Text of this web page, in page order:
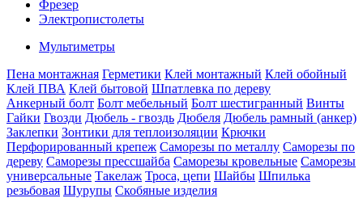
Фрезер
Электропистолеты
Мультиметры
Пена монтажная Герметики Клей монтажный Клей обойный
Клей ПВА Клей бытовой Шпатлевка по дереву
Анкерный болт Болт мебельный Болт шестигранный Винты
Гайки Гвозди Дюбель - гвоздь Дюбеля Дюбель рамный (анкер)
Заклепки Зонтики для теплоизоляции Крючки
Перфорированный крепеж Саморезы по металлу Саморезы по
дереву Саморезы прессшайба Саморезы кровельные Саморезы
универсальные Такелаж Троса, цепи Шайбы Шпилька
резьбовая Шурупы Скобяные изделия